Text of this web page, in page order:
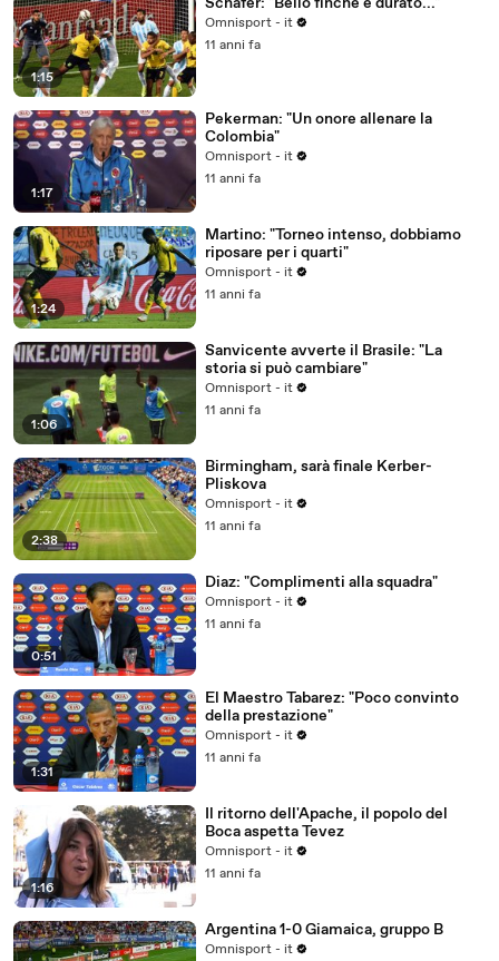
1:15
Omnisport - it
11 anni fa
1:17
Pekerman: "Un onore allenare la
Colombia"
Omnisport - it
11 anni fa
1:24
Martino: "Torneo intenso, dobbiamo
riposare per i quarti"
Omnisport - it
11 anni fa
1:06
Sanvicente avverte il Brasile: "La
storia si può cambiare"
Omnisport - it
11 anni fa
2:38
Birmingham, sarà finale Kerber-
Pliskova
Omnisport - it
11 anni fa
0:51
Diaz: "Complimenti alla squadra"
Omnisport - it
11 anni fa
1:31
El Maestro Tabarez: "Poco convinto
della prestazione"
Omnisport - it
11 anni fa
1:16
Il ritorno dell'Apache, il popolo del
Boca aspetta Tevez
Omnisport - it
11 anni fa
Argentina 1-0 Giamaica, gruppo B
Omnisport - it